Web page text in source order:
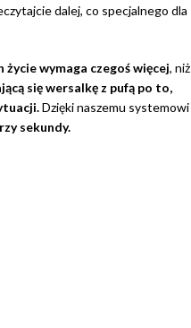
dalej, co specjalnego dla
życie wymaga czegoś więcej, niż
się wersalkę z pufą po to,
Dzięki naszemu systemowi
sekundy.